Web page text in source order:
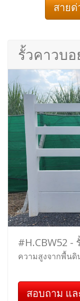
สายด่
รั้วคาวบ
#H.CBW52
ความสูงจากพื้นดิ
สอบถาม แล